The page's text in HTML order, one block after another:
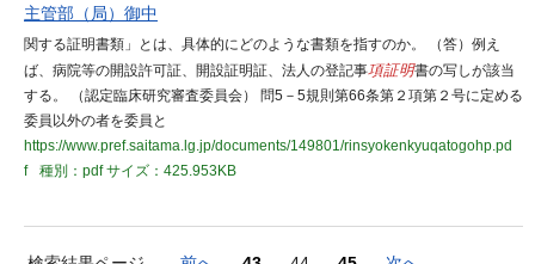
主管部（局）御中
関する証明書類」とは、具体的にどのような書類を指すのか。 （答）例え
ば、病院等の開設許可証、開設証明証、法人の登記事項証明書の写しが該当
する。 （認定臨床研究審査委員会） 問5－5規則第66条第２項第２号に定める
委員以外の者を委員と
https://www.pref.saitama.lg.jp/documents/149801/rinsyokenkyuqatogohp.pd
f
種別：pdfサイズ：425.953KB